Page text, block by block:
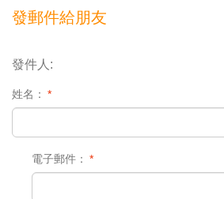
發郵件給朋友
發件人:
*
姓名：
*
電子郵件：